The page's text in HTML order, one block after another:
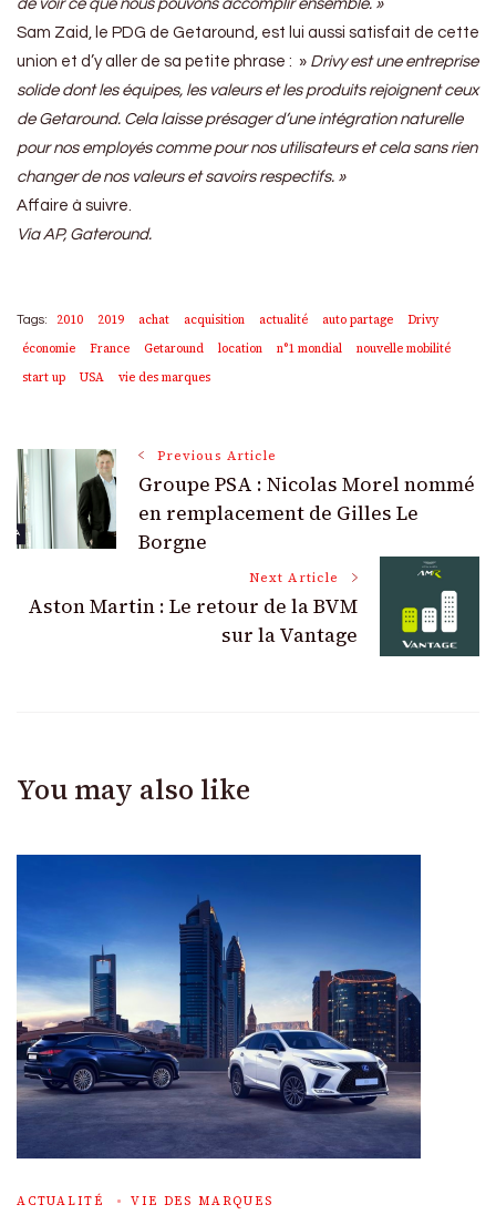
de voir ce que nous pouvons accomplir ensemble. »
Sam Zaid, le PDG de Getaround, est lui aussi satisfait de cette
union et d’y aller de sa petite phrase : » Drivy est une entreprise
solide dont les équipes, les valeurs et les produits rejoignent ceux
de Getaround. Cela laisse présager d’une intégration naturelle
pour nos employés comme pour nos utilisateurs et cela sans rien
changer de nos valeurs et savoirs respectifs. »
Affaire à suivre.
Via AP, Gateround.
Tags: 2010 2019 achat acquisition actualité auto partage
Drivy
économie
France Getaround location n°1 mondial
nouvelle mobilité
start up
USA vie des marques
Post
Navigation
Previous Article
Groupe PSA : Nicolas Morel nommé
en remplacement de Gilles Le
Borgne
Next Article
Aston Martin : Le retour de la BVM
sur la Vantage
You may also like
ACTUALITÉ VIE DES MARQUES